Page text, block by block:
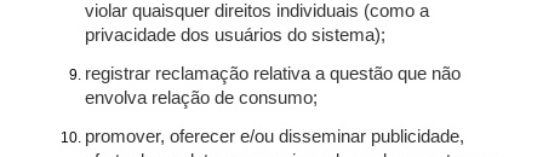
violar quaisquer direitos individuais (como a
privacidade dos usuários do sistema);
registrar reclamação relativa a questão que não
envolva relação de consumo;
promover, oferecer e/ou disseminar publicidade,